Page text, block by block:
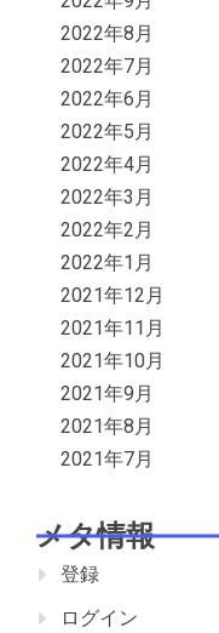
2022年8月
2022年7月
2022年6月
2022年5月
2022年4月
2022年3月
2022年2月
2022年1月
2021年12月
2021年11月
2021年10月
2021年9月
2021年8月
2021年7月
メタ情報
登録
ログイン